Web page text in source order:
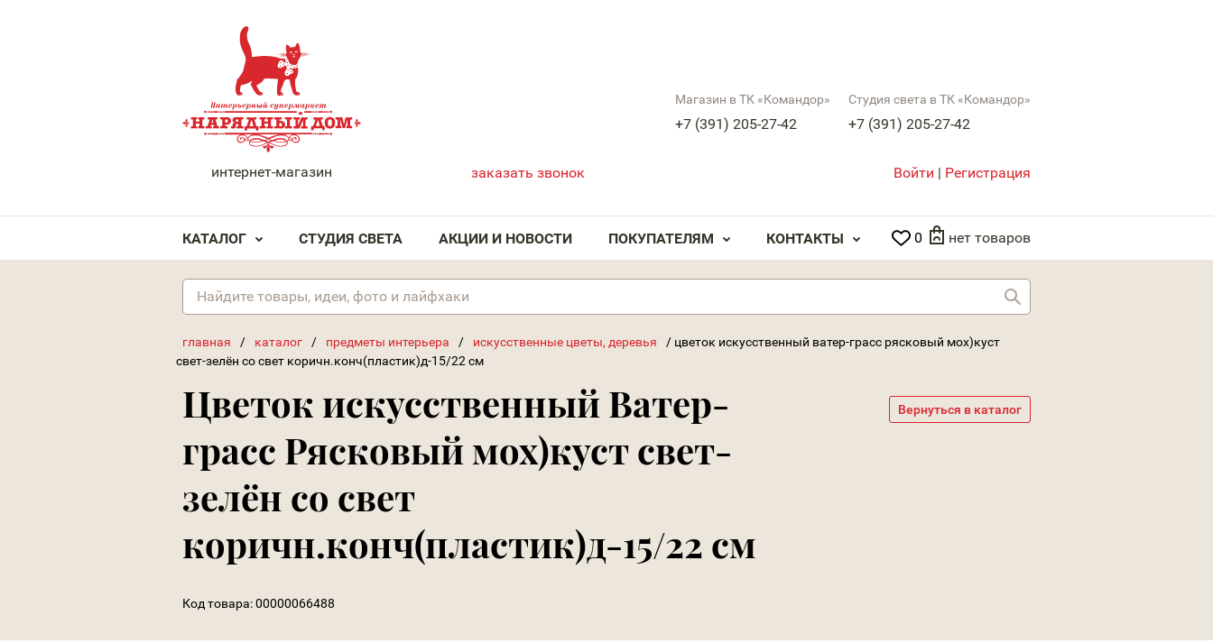
НАРЯДНЫЙ ДОМ
интернет-магазин
Магазин в ТК «Командор»
+7 (391) 205-27-42
Студия света в ТК «Командор»
+7 (391) 205-27-42
заказать звонок Войти | Регистрация
КАТАЛОГ СТУДИЯ СВЕТА АКЦИИ И НОВОСТИ ПОКУПАТЕЛЯМ КОНТАКТЫ 0 нет товаров
главная / каталог / предметы интерьера / искусственные цветы, деревья / цветок искусственный ватер-грасс рясковый мох)куст
свет-зелён со свет коричн.конч(пластик)д-15/22 см
Вернуться в каталог
Цветок искусственный Ватер-
грасс Рясковый мох)куст свет-
зелён со свет
коричн.конч(пластик)д-15/22 см
Код товара:00000066488